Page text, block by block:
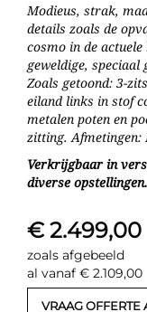
Modieus, strak,
details zoals de
cosmo in de
geweldige, speciaal
Zoals getoond: 3-
eiland links in stof
metalen poten en
zitting. Afmetingen:
Verkrijgbaar in
diverse opstellingen.
€ 2.499,00
zoals afgebeeld
al vanaf € 2.109,00
VRAAG OFFERTE